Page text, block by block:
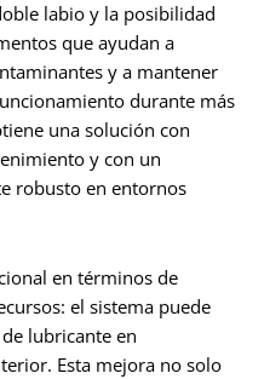
labio y la posibilidad
que ayudan a
y a mantener
durante más
una solución con
y con un
robusto en entornos
en términos de
el sistema puede
lubricante en
Esta mejora no solo